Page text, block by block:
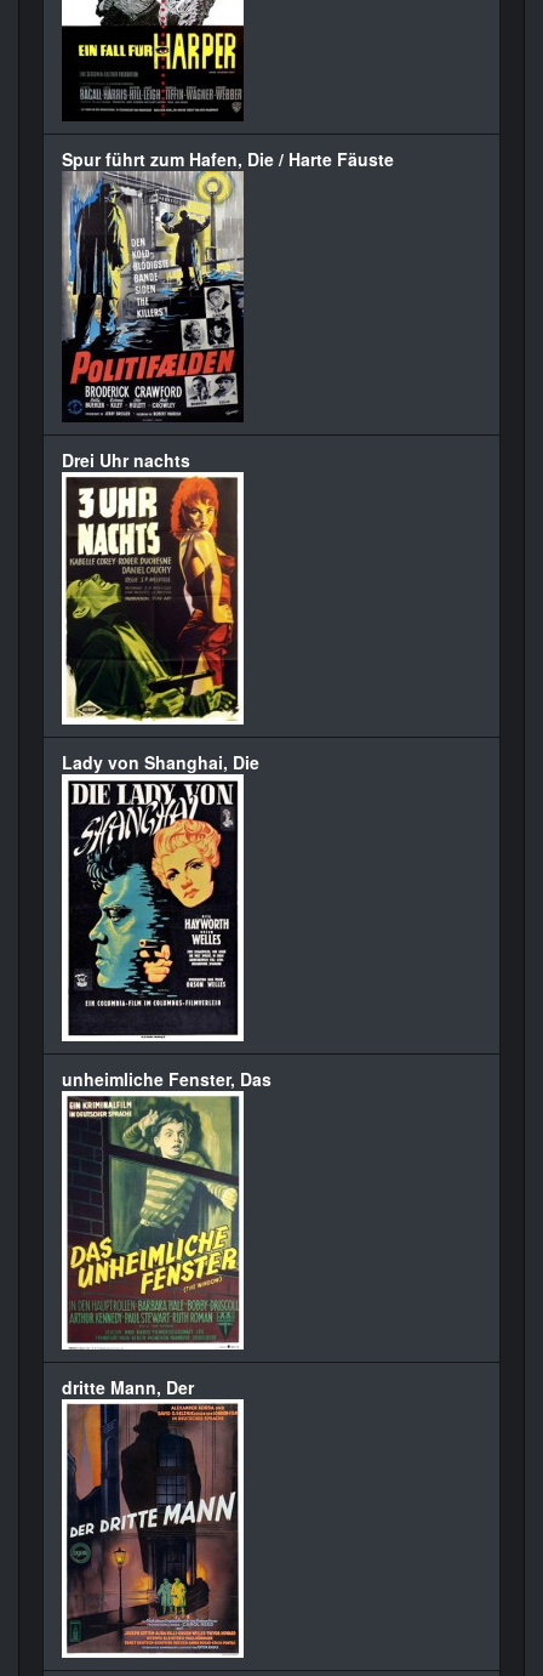
Spur führt zum Hafen, Die / Harte Fäuste
Drei Uhr nachts
Lady von Shanghai, Die
unheimliche Fenster, Das
dritte Mann, Der